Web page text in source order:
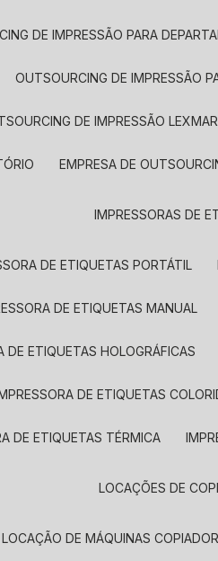
DE IMPRESSÃO PARA
OUTSOURCING DE IMPRESSÃO
DE IMPRESSÃO
EMPRESA DE
IMPRESSORAS DE
DE ETIQUETAS PORTÁTIL
DE ETIQUETAS MANUAL
DE ETIQUETAS HOLOGRÁFICAS
DE ETIQUETAS
DE ETIQUETAS TÉRMICA
LOCAÇÕES DE
LOCAÇÃO DE MÁQUINAS